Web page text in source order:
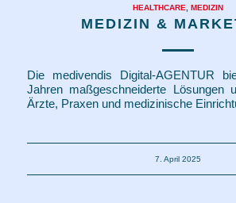
HEALTHCARE MEDIZIN
MEDIZIN &
Die medivendis Digital-AGENTUR
Jahren maßgeschneiderte Lösungen
Ärzte, Praxen und medizinische
7. April 2025